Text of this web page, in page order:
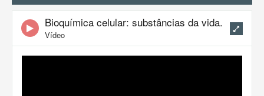
Bioquímica celular: substâncias da vida.
Vídeo